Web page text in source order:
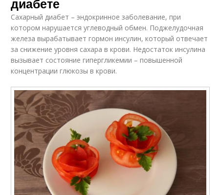
Сахарный диабет – эндокринное заболевание, при
котором нарушается углеводный обмен. Поджелудочная
железа вырабатывает гормон инсулин, который отвечает
за снижение уровня сахара в крови. Недостаток инсулина
вызывает состояние гипергликемии – повышенной
концентрации глюкозы в крови.